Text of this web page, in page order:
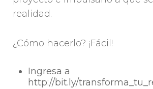
realidad.
¿Cómo hacerlo? ¡Fácil!
Ingresa a
http://bit.ly/